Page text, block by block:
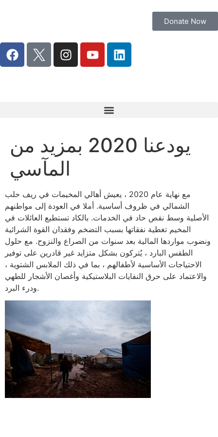
Donate Now
يودعنا 2020 بمزيد من
المآسي
مع نهاية عام 2020 ، يعيش أهالي المخيمات في ريف حلب
الشمالي في ظروف أساسية. أملا في العودة إلى مواطنهم
الأصلية وسط نقص حاد في الخدمات. بالكاد تستطيع العائلات في
المخيم تغطية نفقاتها بسبب التضخم وفقدان القوة الشرائية
ونضوب مواردها المالية بعد سنوات من الصراع والنزوح. مع حلول
الطقس البارد ، يُتركون بشكل متزايد غير قادرين على توفير
الاحتياجات الأساسية لأطفالهم ، بما في ذلك الملابس الشتوية ،
والاعتماد على حرق النفايات البلاستيكية وأغصان الأشجار للطهي
ودرء البرد.